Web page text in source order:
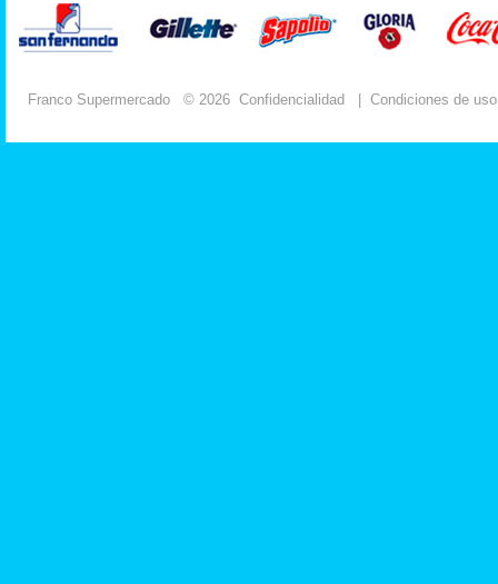
Franco Supermercado © 2026 Confidencialidad Condiciones de uso